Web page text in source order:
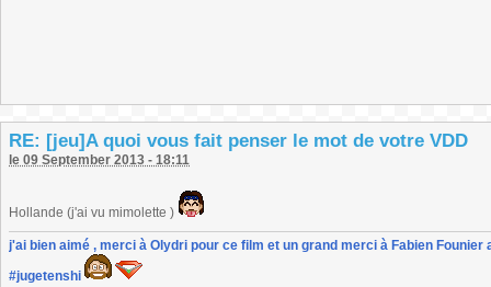
RE: [jeu]A quoi vous fait penser le mot de votre VDD
le 09 September 2013 - 18:11
Hollande (j'ai vu mimolette )
j'ai bien aimé , merci à Olydri pour ce film et un grand merci à Fabien
#jugetenshi